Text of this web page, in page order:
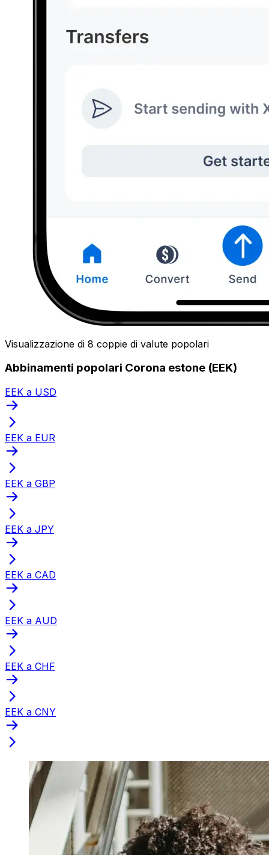
Visualizzazione di 8 coppie di valute popolari
Abbinamenti popolari Corona estone (EEK)
EEK a USD
EEK a EUR
EEK a GBP
EEK a JPY
EEK a CAD
EEK a AUD
EEK a CHF
EEK a CNY